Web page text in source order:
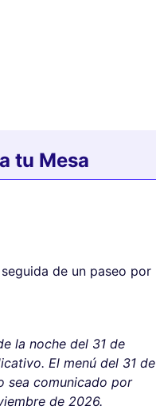
tu Mesa
de un paseo por
la noche del 31 de
El menú del 31 de
sea comunicado por
de 2026.